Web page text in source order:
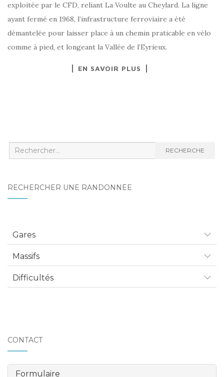
exploitée par le CFD, reliant La Voulte au Cheylard. La ligne
ayant fermé en 1968, l’infrastructure ferroviaire a été
démantelée pour laisser place à un chemin praticable en vélo
comme à pied, et longeant la Vallée de l’Eyrieux.
EN SAVOIR PLUS
Recherche
RECHERCHE
RECHERCHER UNE RANDONNÉE
Gares
Massifs
Difficultés
CONTACT
Formulaire